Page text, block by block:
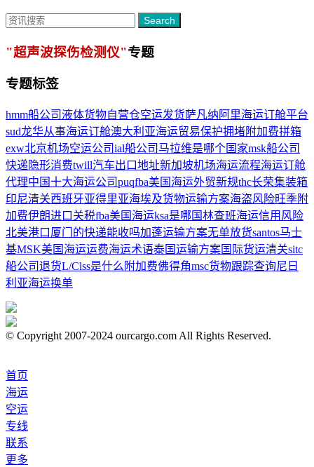
Search
"超声波探伤检测仪"专题
专题标签
hmm船公司 液体货物自营仓空运发货萨凡纳 阿里海运订舱平台
sud龙华从事海运订舱澳大利亚海运贸易保护拥堵附加费拼箱
exw北京机场空运公司ial船公司 马拉维是哪个国家msk船公司
快递 隐形消费twill汽车出口地址新加坡机场海运流程海运订舱
代理中国十大海运公司puqfba美国海运外贸新规thc长荣集装箱
印尼清关西班牙亚得里亚海埃及货物运输方案海盗风险旺季附
加费伊朗进口关税fba美国海运ksa是哪国林查班海运信用风险
北美港口 厦门的快递能收吗加蓬运输方案无单放货santos马士
基MSK美国海运运费海运术语泰国运输方案国际货运清关sitc
船公司退货L/Clss是什么附加费佛得角msc货物跟踪查询尼日
利亚海运换单
© Copyright 2007-2024 ourcargo.com All Rights Reserved.
首页
海运
空运
专线
联系
更多